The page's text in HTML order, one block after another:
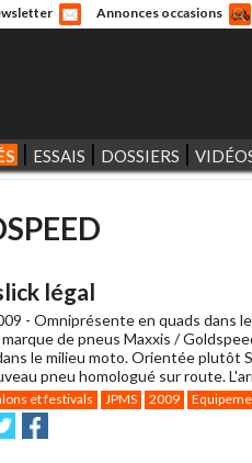
Annonces occasions
ESSAIS DOSSIERS
légal
- Omniprésente en quads dans
de pneus Maxxis /
le milieu moto. Orientée plutôt
pneu homologué sur route.
et festivals JPMS 2009
Partager
sur